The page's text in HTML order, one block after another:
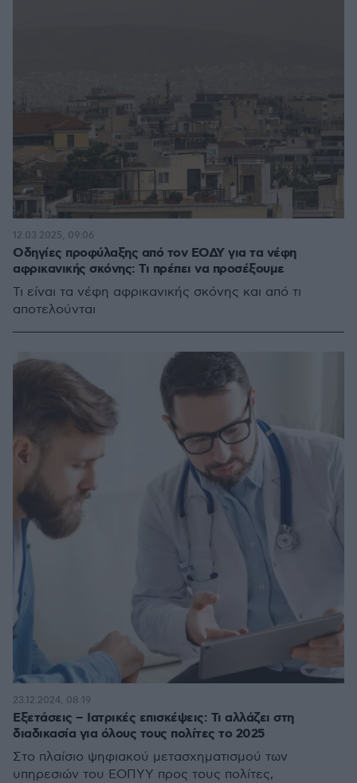
Οδηγίες προφύλαξης από τον ΕΟΔΥ για τα νέφη
αφρικανικής σκόνης: Τι πρέπει να προσέξουμε
Τι είναι τα νέφη αφρικανικής σκόνης και από τι
αποτελούνται
12.03.2025, 09:06
Εξετάσεις – Ιατρικές επισκέψεις: Τι αλλάζει στη
διαδικασία για όλους τους πολίτες το 2025
Στο πλαίσιο ψηφιακού μετασχηματισμού των
υπηρεσιών του ΕΟΠΥΥ προς τους πολίτες,
23.12.2024, 08:19